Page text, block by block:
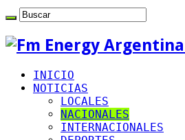
INICIO
NOTICIAS
LOCALES
NACIONALES
INTERNACIONALES